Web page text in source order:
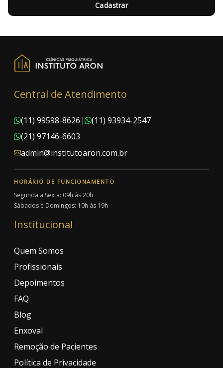
Cadastrar
Central de Atendimento
(11) 99598-8626 |
(11) 93934-2547
(21) 97146-6603
admin@institutoaron.com.br
HORÁRIO DE FUNCIONAMENTO
Segunda a Sexta: 09h às 20h
Sábados e Domingos: 10h às 19h
Institucional
Quem Somos
Profissionais
Depoimentos
FAQ
Blog
Enxoval
Remoção de Pacientes
Política de Privacidade